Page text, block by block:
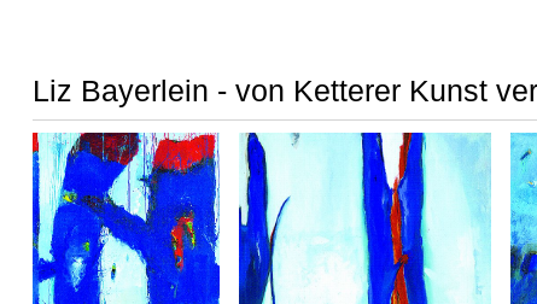
Liz Bayerlein - von Ketterer Kunst